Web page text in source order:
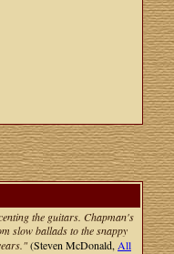
the guitars. Chapman's
slow ballads to the snappy
(Steven McDonald, All